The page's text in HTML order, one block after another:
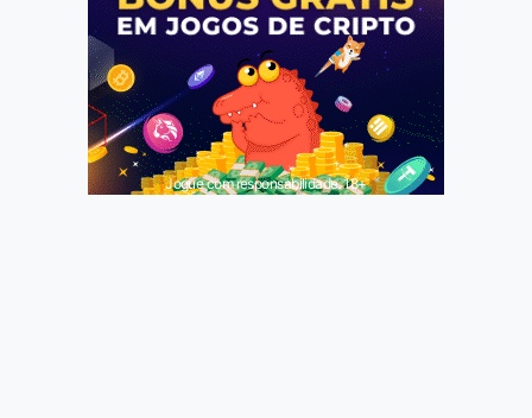
Jogue com responsabilidade. 18+